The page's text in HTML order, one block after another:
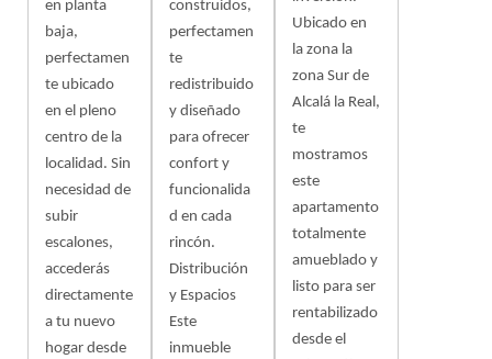
en planta
baja,
perfectamen
te ubicado
en el pleno
centro de la
localidad. Sin
necesidad de
subir
escalones,
accederás
directamente
a tu nuevo
hogar desde
construidos,
perfectamen
te
redistribuido
y diseñado
para ofrecer
confort y
funcionalida
d en cada
rincón.
Distribución
y Espacios
Este
inmueble
Ubicado en
la zona la
zona Sur de
Alcalá la Real,
te
mostramos
este
apartamento
totalmente
amueblado y
listo para ser
rentabilizado
desde el